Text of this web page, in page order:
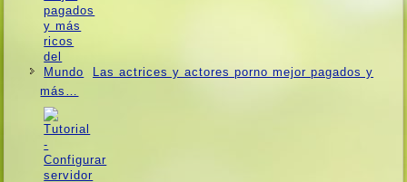
Las actrices y actores porno mejor pagados y
más…